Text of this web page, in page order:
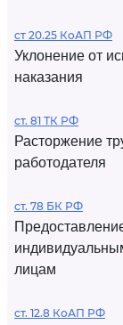
ст 20.25 КоАП РФ
Уклонение от
наказания
ст. 81 ТК РФ
Расторжение
работодателя
ст. 78 БК РФ
лицам
ст. 12.8 КоАП РФ